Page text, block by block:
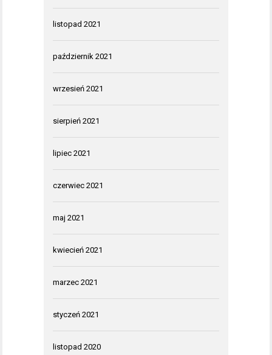
listopad 2021
październik 2021
wrzesień 2021
sierpień 2021
lipiec 2021
czerwiec 2021
maj 2021
kwiecień 2021
marzec 2021
styczeń 2021
listopad 2020